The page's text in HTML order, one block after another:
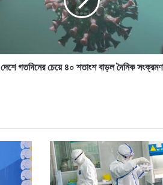
দেশে গতদিনের চেয়ে ৪০ শতাংশ বাড়ল দৈনিক সংক্রমণ